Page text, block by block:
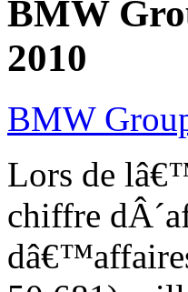
BMW
2010
BMW
Lors de
chiffre